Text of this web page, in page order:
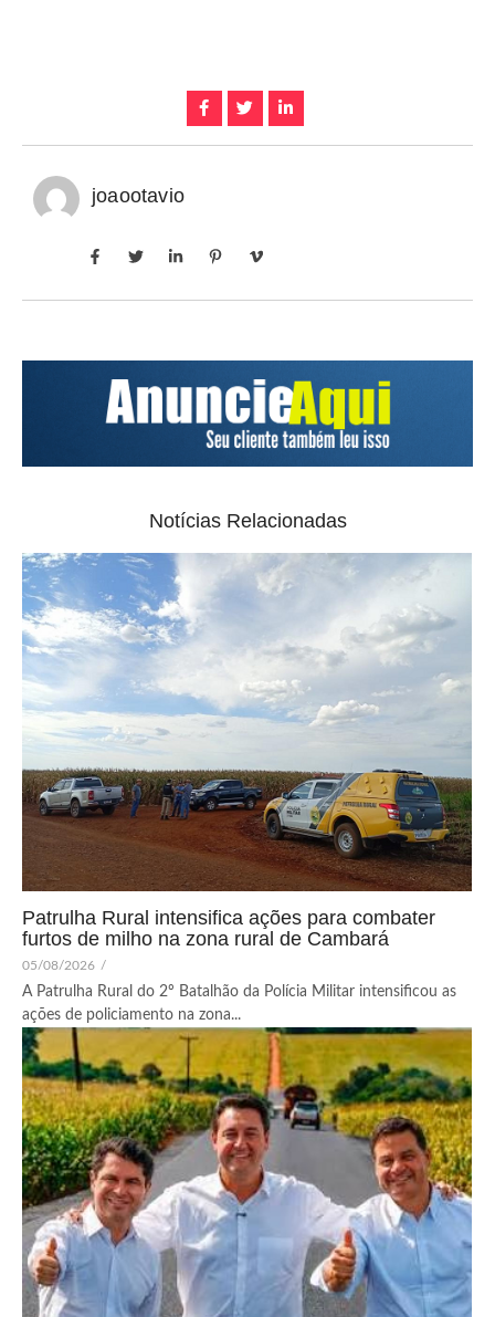
joaootavio
Notícias Relacionadas
Patrulha Rural intensifica ações para combater
furtos de milho na zona rural de Cambará
05/08/2026 /
A Patrulha Rural do 2º Batalhão da Polícia Militar intensificou as
ações de policiamento na zona...